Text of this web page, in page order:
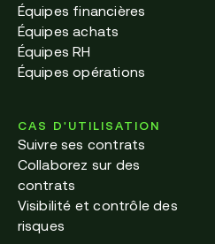
CAS D'UTILISATION
Suivre ses contrats
Collaborez sur des
contrats
Visibilité et contrôle des
risques
Équipes financières
Équipes achats
Équipes RH
Équipes opérations